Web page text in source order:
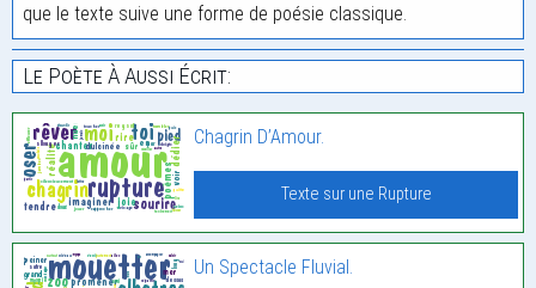
que le texte suive une forme de poésie classique.
Le Poète À Aussi Écrit:
Chagrin D’Amour.
Texte sur une Rupture
Un Spectacle Fluvial.